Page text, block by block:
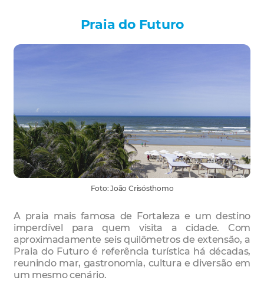
Praia do Futuro
Foto: João Crisósthomo
A praia mais famosa de Fortaleza e um destino
imperdível para quem visita a cidade. Com
aproximadamente seis quilômetros de extensão, a
Praia do Futuro é referência turística há décadas,
reunindo mar, gastronomia, cultura e diversão em
um mesmo cenário.